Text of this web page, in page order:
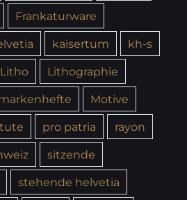
Frankaturware
kaisertum
kh-s
Litho
Lithographie
Motive
pro patria
rayon
sitzende
stehende helvetia